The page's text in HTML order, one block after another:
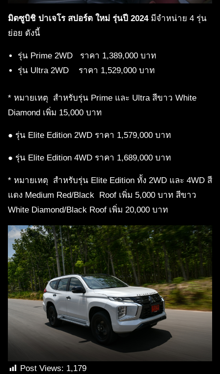
มิตซูบิชิ ปาเจโร สปอร์ต ใหม่ รุ่นปี 2024มีจำหน่าย 4 รุ่น
ย่อย ดังนี้
รุ่น Prime 2WD ราคา 1,389,000 บาท
รุ่น Ultra 2WD ราคา 1,529,000 บาท
* หมายเหตุ สำหรับรุ่น Prime และ Ultra สีขาว White
Diamond เพิ่ม 15,000 บาท
● รุ่น Elite Edition 2WD ราคา 1,579,000 บาท
● รุ่น Elite Edition 4WD ราคา 1,689,000 บาท
* หมายเหตุ สำหรับรุ่น Elite Edition ทั้ง 2WD และ 4WD สี
แดง Medium Red/Black Roof เพิ่ม 5,000 บาท สีขาว
White Diamond/Black Roof เพิ่ม 20,000 บาท
Post Views: 1,179